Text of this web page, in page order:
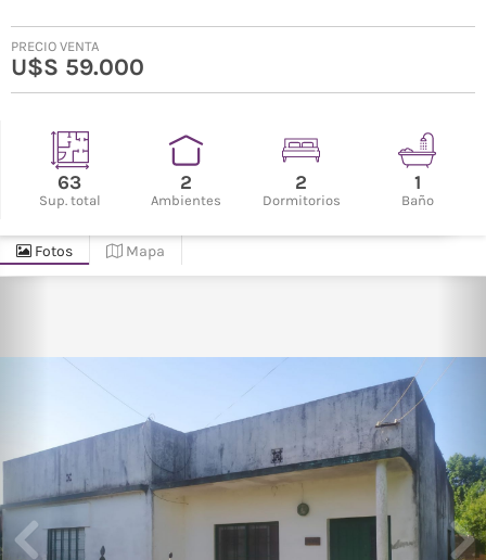
PRECIO VENTA
U$S 59.000
63
Sup. total
2
Ambientes
2
Dormitorios
1
Baño
Fotos Mapa